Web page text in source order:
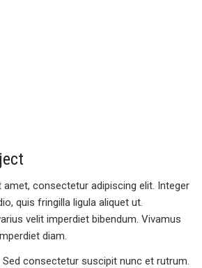
consectetur adipiscing elit. Integer
quis fringilla ligula aliquet ut.
velit imperdiet bibendum. Vivamus
diam.
consectetur suscipit nunc et rutrum.